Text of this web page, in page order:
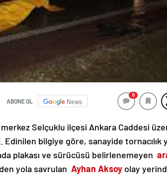
ABONE OL News
0
merkez Selçuklu ilçesi Ankara Caddesi
Edinilen bilgiye göre, sanayide tornacılık
plakası ve sürücüsü belirlenemeyen
yola savrulan Ayhan Aksoy olay